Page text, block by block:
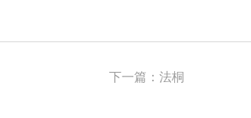
下一篇：法桐